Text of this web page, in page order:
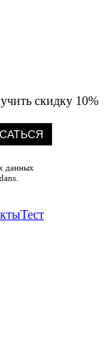
скидку 10%
данных
Тест